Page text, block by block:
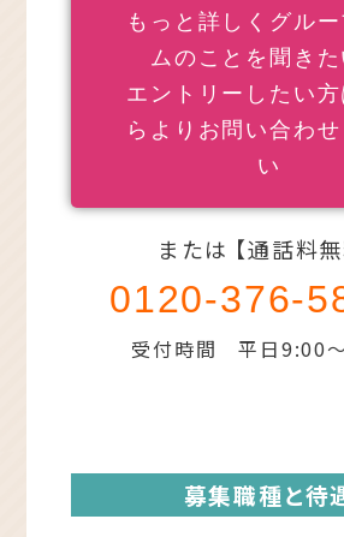
もっと詳しくグル
ムのことを聞きた
エントリーしたい方
らよりお問い合わせ
い
または 【通話料無
0120-376-
受付時間 平日9:00
募集職種と待